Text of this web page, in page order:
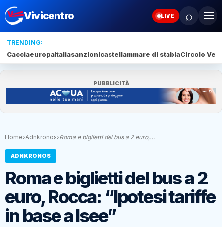
Vivicentro LIVE ⌕
TRENDING:
CacciaeuropaItaliasanzionicastellammare di stabiaCircolo
PUBBLICITÀ
Home›Adnkronos›Roma e biglietti del bus a 2 euro,…
ADNKRONOS
Roma e biglietti del bus a 2
euro, Rocca: “Ipotesi tariffe
in base a Isee”